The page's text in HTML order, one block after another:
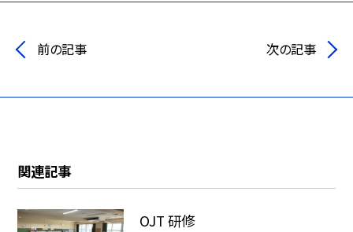
前の記事 次の記事
関連記事
OJT 研修